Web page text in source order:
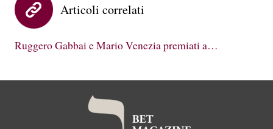
Articoli correlati
Ruggero Gabbai e Mario Venezia premiati a…